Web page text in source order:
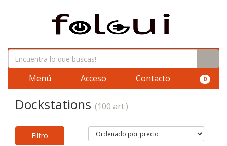
Menú Acceso Contacto 0
Dockstations (100 art.)
Filtro